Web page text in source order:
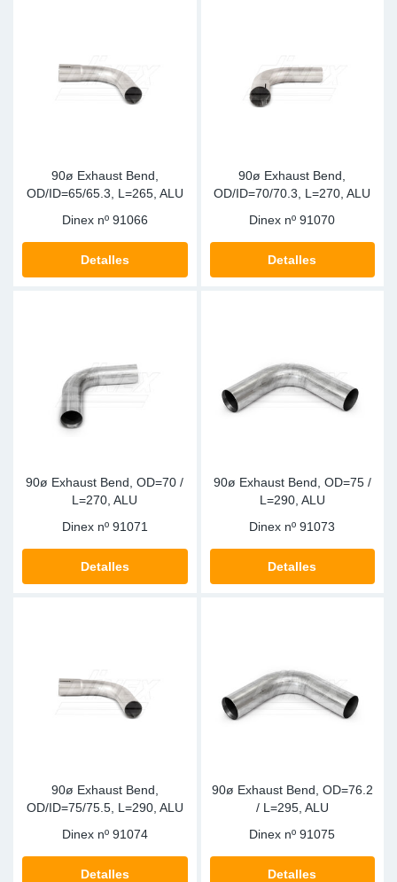
90ø Exhaust Bend,
OD/ID=65/65.3, L=265, ALU
Dinex nº 91066
Detalles
90ø Exhaust Bend,
OD/ID=70/70.3, L=270, ALU
Dinex nº 91070
Detalles
90ø Exhaust Bend, OD=70 /
L=270, ALU
Dinex nº 91071
Detalles
90ø Exhaust Bend, OD=75 /
L=290, ALU
Dinex nº 91073
Detalles
90ø Exhaust Bend,
OD/ID=75/75.5, L=290, ALU
Dinex nº 91074
Detalles
90ø Exhaust Bend, OD=76.2
/ L=295, ALU
Dinex nº 91075
Detalles